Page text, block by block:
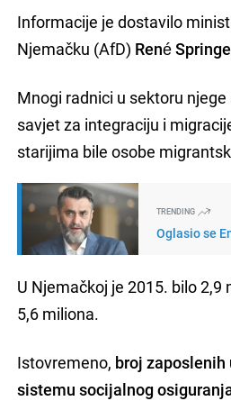
Informacije je dostavilo
Njemačku (AfD) René
Mnogi radnici u sektoru
savjet za integraciju i
starijima bile osobe
TRENDING
Oglasio se
U Njemačkoj je 2015. bilo
5,6 miliona.
Istovremeno, broj
sistemu socijalnog